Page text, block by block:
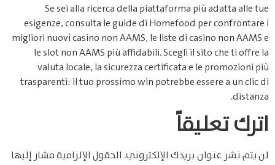
Se sei alla ricerca della piattaforma più adatta alle tue
esigenze, consulta le guide di Homefood per confrontare i
migliori nuovi casino non AAMS, le liste di casino non AAMS e
le slot non AAMS più affidabili. Scegli il sito che ti offre la
valuta locale, la sicurezza certificata e le promozioni più
trasparenti: il tuo prossimo win potrebbe essere a un clic di
distanza.
اترك تعليقاً
لن يتم نشر عنوان بريدك الإلكتروني. الحقول الإلزامية مشار إليها